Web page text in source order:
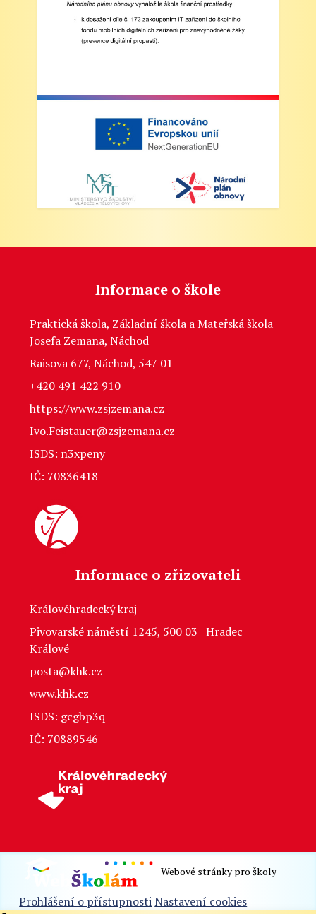
Informace o škole
Praktická škola, Základní škola a Mateřská škola
Josefa Zemana, Náchod
Raisova 677, Náchod, 547 01
+420 491 422 910
https://www.zsjzemana.cz
Ivo.Feistauer@zsjzemana.cz
ISDS: n3xpeny
IČ: 70836418
Informace o zřizovateli
Královéhradecký kraj
Pivovarské náměstí 1245, 500 03 Hradec
Králové
posta@khk.cz
www.khk.cz
ISDS: gcgbp3q
IČ: 70889546
Webové stránky pro školy
Prohlášení o přístupnostiNastavení cookies